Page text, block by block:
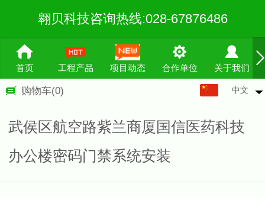
翱贝科技咨询热线:028-67876486
首页 工程产品 项目动态 合作单位 关于我们
购物车(0) 中文
武侯区航空路紫兰商厦国信医药科技
办公楼密码门禁系统安装